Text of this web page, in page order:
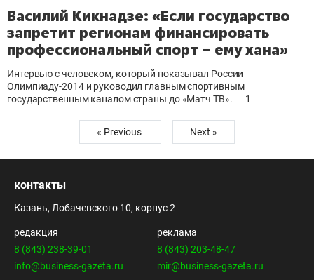
Василий Кикнадзе: «Если государство
запретит регионам финансировать
профессиональный спорт – ему хана»
Интервью с человеком, который показывал России
Олимпиаду-2014 и руководил главным спортивным
государственным каналом страны до «Матч ТВ».
1
« Previous Next »
контакты
Казань, Лобачевского 10, корпус 2
редакция
8 (843) 238-39-01
info@business-gazeta.ru
реклама
8 (843) 203-48-47
mir@business-gazeta.ru